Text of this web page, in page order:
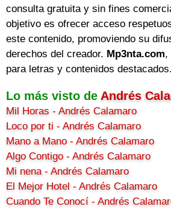
consulta gratuita y sin fines
objetivo es ofrecer acceso
este contenido, promoviendo su
derechos del creador. Mp3nta.com,
para letras y contenidos destacados.
Lo más visto de Andrés
Mil Horas - Andrés Calamaro
Loco por ti - Andrés Calamaro
Mano a Mano - Andrés Calamaro
Algo Contigo - Andrés Calamaro
Mi nena - Andrés Calamaro
El Mejor Hotel - Andrés Calamaro
Cuando Te Conocí - Andrés